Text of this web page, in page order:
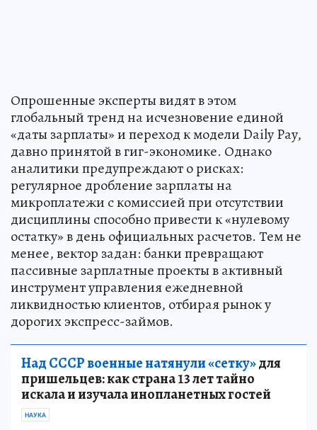
Опрошенные эксперты видят в этом
глобальный тренд на исчезновение единой
«даты зарплаты» и переход к модели Daily Pay,
давно принятой в гиг-экономике. Однако
аналитики предупреждают о рисках:
регулярное дробление зарплаты на
микроплатежи с комиссией при отсутствии
дисциплины способно привести к «нулевому
остатку» в день официальных расчетов. Тем не
менее, вектор задан: банки превращают
пассивные зарплатные проекты в активный
инструмент управления ежедневной
ликвидностью клиентов, отбирая рынок у
дорогих экспресс-займов.
Над СССР военные натянули «сетку»для
пришельцев: как страна 13 лет тайно
искала и изучала инопланетных гостей